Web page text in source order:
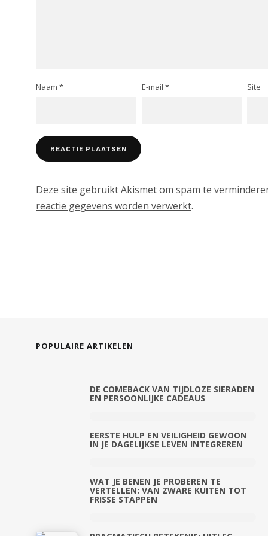
Naam * E-mail * Site
Deze site gebruikt Akismet om spam te
reactie gegevens worden verwerkt.
POPULAIRE ARTIKELEN
DE COMEBACK VAN TIJDLOZE SIERADEN
EN PERSOONLIJKE CADEAUS
EERSTE HULP EN VEILIGHEID GEWOON
IN JE DAGELIJKSE LEVEN INTEGREREN
WAT JE BENEN JE PROBEREN TE
VERTELLEN: VAN ZWARE KUITEN TOT
FRISSE STAPPEN